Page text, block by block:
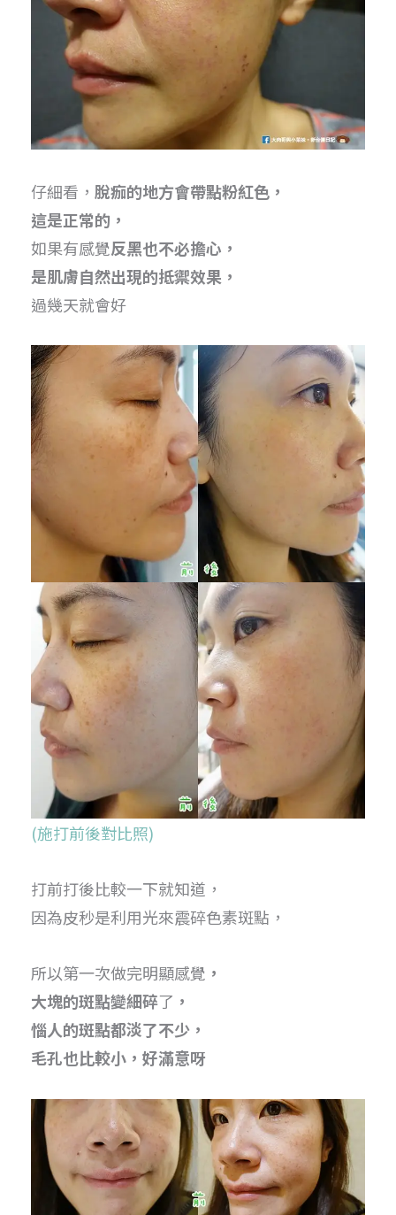
仔細看， 脫痂的地方會帶點粉紅色，
這是正常的，
如果有感覺反黑也不必擔心，
是肌膚自然出現的抵禦效果，
過幾天就會好
(施打前後對比照)
打前打後比較一下就知道，
因為皮秒是利用光來震碎色素斑點，
所以第一次做完明顯感覺 ，
大塊的斑點變細碎了 ，
惱人的斑點都淡了不少，
毛孔也比較小，好滿意呀